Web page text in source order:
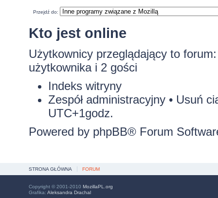
Przejdź do:
Kto jest online
Użytkownicy przeglądający to
użytkownika i 2 gości
Indeks witryny
Zespół administracyjny• Usuń
UTC+1godz.
Powered by phpBB® Forum
STRONA GŁÓWNA FORUM
Copyright © 2001-2010 MozillaPL.org
Grafika: Aleksandra Drachal